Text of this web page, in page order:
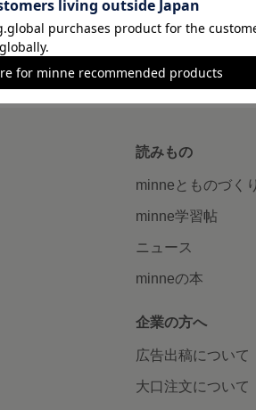
読みもの
minneとものづく
minne学習帖
ニュース
minneの本
企業の方へ
広告出稿について
大口注文について